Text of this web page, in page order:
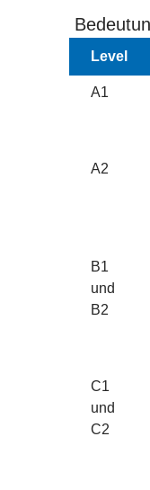
Level
A1
A2
B1
und
B2
C1
und
C2